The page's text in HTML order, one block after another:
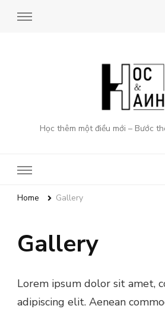
Học thêm một điều mới – Bước
Home Gallery
Gallery
Lorem ipsum dolor sit amet,
adipiscing elit. Aenean